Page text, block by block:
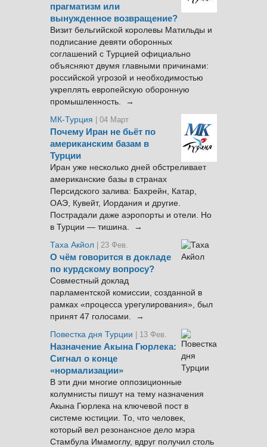
прагматизм или
вынужденное возвращение?
Визит бельгийской королевы Матильды и
подписание девяти оборонных
соглашений с Турцией официально
объясняют двумя главными причинами:
российской угрозой и необходимостью
укреплять европейскую оборонную
промышленность. →
МК-Турция
| 04 Март
Почему Иран не бьёт по
американским базам в
Турции
Иран уже несколько дней обстреливает
американские базы в странах
Персидского залива: Бахрейн, Катар,
ОАЭ, Кувейт, Иордания и другие.
Пострадали даже аэропорты и отели. Но
в Турции — тишина. →
Таха Акйол | 23 Фев.
О чём говорится в докладе
по курдскому вопросу?
Совместный доклад
парламентской комиссии, созданной в
рамках «процесса урегулирования», был
принят 47 голосами. →
Повестка дня Турции
| 13 Фев.
Назначение Акына Гюрлека:
Сигнал о конце
«нормализации»
В эти дни многие оппозиционные
колумнисты пишут на тему назначения
Акына Гюрлека на ключевой пост в
системе юстиции. То, что человек,
который вел резонансное дело мэра
Стамбула Имамоглу, вдруг получил столь